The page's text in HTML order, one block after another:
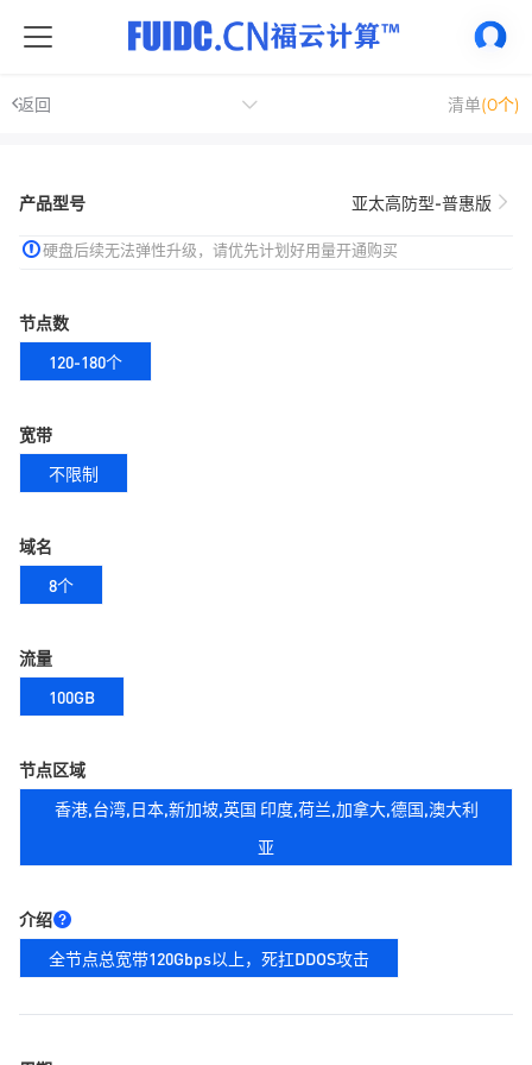
返回 清单(0个)
产品型号 亚太高防型-普惠版
硬盘后续无法弹性升级，请优先计划好用量开通购买
节点数
120-180个
宽带
不限制
域名
8个
流量
100GB
节点区域
香港,台湾,日本,新加坡,英国 印度,荷兰,加拿大,德国,澳大利
亚
介绍
全节点总宽带120Gbps以上，死扛DDOS攻击